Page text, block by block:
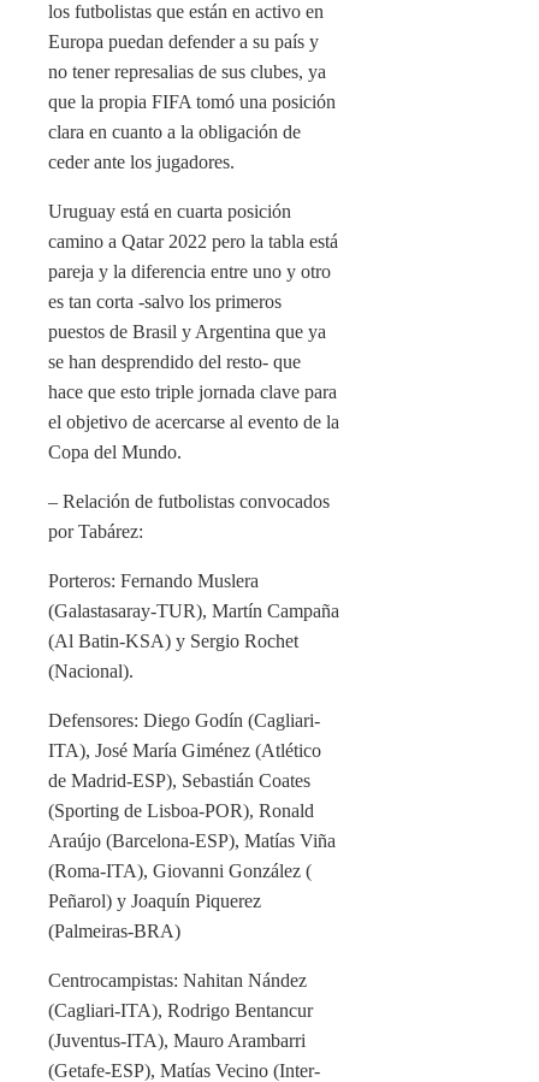
los futbolistas que están en activo en
Europa puedan defender a su país y
no tener represalias de sus clubes, ya
que la propia FIFA tomó una posición
clara en cuanto a la obligación de
ceder ante los jugadores.
Uruguay está en cuarta posición
camino a Qatar 2022 pero la tabla está
pareja y la diferencia entre uno y otro
es tan corta -salvo los primeros
puestos de Brasil y Argentina que ya
se han desprendido del resto- que
hace que esto triple jornada clave para
el objetivo de acercarse al evento de la
Copa del Mundo.
– Relación de futbolistas convocados
por Tabárez:
Porteros: Fernando Muslera
(Galastasaray-TUR), Martín Campaña
(Al Batin-KSA) y Sergio Rochet
(Nacional).
Defensores: Diego Godín (Cagliari-
ITA), José María Giménez (Atlético
de Madrid-ESP), Sebastián Coates
(Sporting de Lisboa-POR), Ronald
Araújo (Barcelona-ESP), Matías Viña
(Roma-ITA), Giovanni González (
Peñarol) y Joaquín Piquerez
(Palmeiras-BRA)
Centrocampistas: Nahitan Nández
(Cagliari-ITA), Rodrigo Bentancur
(Juventus-ITA), Mauro Arambarri
(Getafe-ESP), Matías Vecino (Inter-